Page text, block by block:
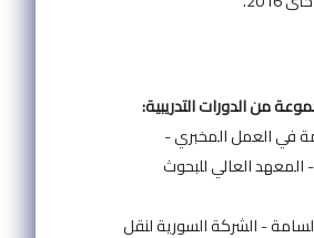
من الدورات التدريبية:
في العمل المخبري -
العالي للبحوث
السامة - الشركة السورية لنقل